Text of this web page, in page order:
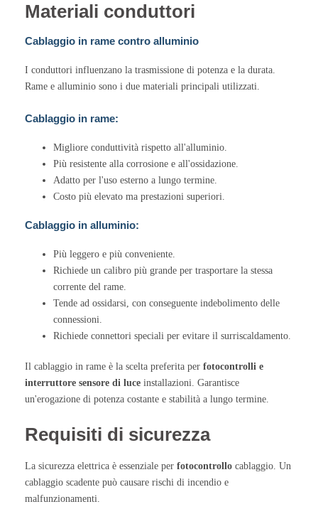
Materiali conduttori
Cablaggio in rame contro alluminio
I conduttori influenzano la trasmissione di potenza e la durata.
Rame e alluminio sono i due materiali principali utilizzati.
Cablaggio in rame:
Migliore conduttività rispetto all'alluminio.
Più resistente alla corrosione e all'ossidazione.
Adatto per l'uso esterno a lungo termine.
Costo più elevato ma prestazioni superiori.
Cablaggio in alluminio:
Più leggero e più conveniente.
Richiede un calibro più grande per trasportare la stessa
corrente del rame.
Tende ad ossidarsi, con conseguente indebolimento delle
connessioni.
Richiede connettori speciali per evitare il surriscaldamento.
Il cablaggio in rame è la scelta preferita per fotocontrolli e
interruttore sensore di luce installazioni. Garantisce
un'erogazione di potenza costante e stabilità a lungo termine.
Requisiti di sicurezza
La sicurezza elettrica è essenziale per fotocontrollo cablaggio. Un
cablaggio scadente può causare rischi di incendio e
malfunzionamenti.